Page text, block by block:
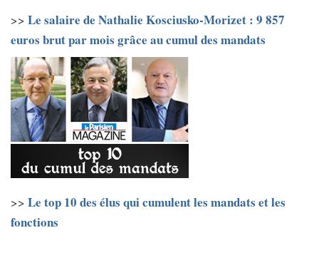
>> Le salaire de Nathalie Kosciusko-Morizet : 9 857
euros brut par mois grâce au cumul des mandats
>> Le top 10 des élus qui cumulent les mandats et les
fonctions